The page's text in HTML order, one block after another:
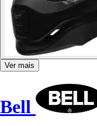
Ver mais
Bell